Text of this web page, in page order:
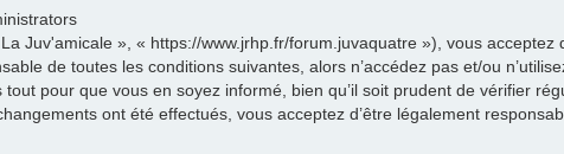
Juv'amicale », « https://www.jrhp.fr/forum.juvaquatre »), vous acceptez
de toutes les conditions suivantes, alors n’accédez pas et/ou
pour que vous en soyez informé, bien qu’il soit prudent de vérifier
ont été effectués, vous acceptez d’être légalement